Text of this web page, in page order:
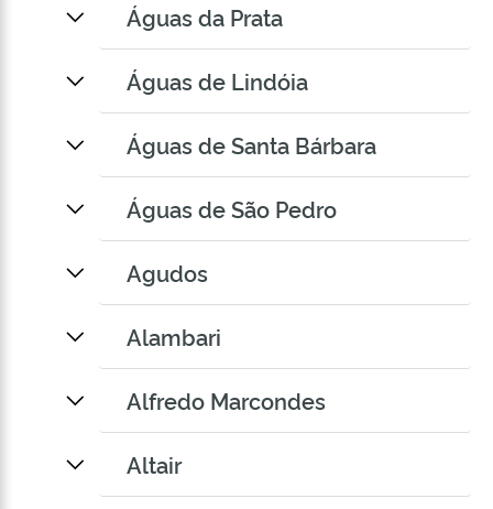
Águas da Prata
Águas de Lindóia
Águas de Santa Bárbara
Águas de São Pedro
Agudos
Alambari
Alfredo Marcondes
Altair